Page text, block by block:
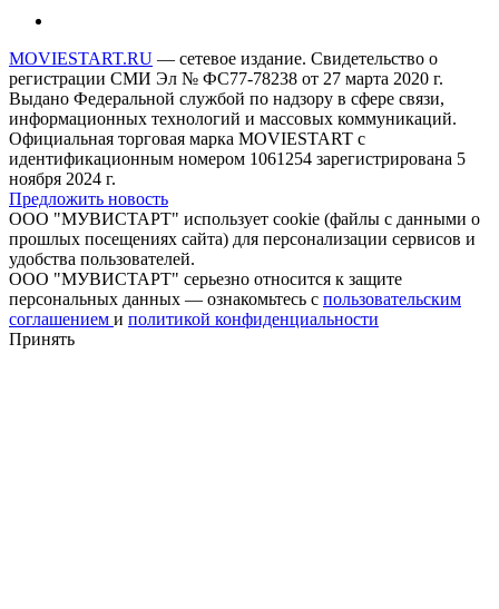
MOVIESTART.RU — сетевое издание. Свидетельство о
регистрации СМИ Эл № ФС77-78238 от 27 марта 2020 г.
Выдано Федеральной службой по надзору в сфере связи,
информационных технологий и массовых коммуникаций.
Официальная торговая марка MOVIESTART с
идентификационным номером 1061254 зарегистрирована 5
ноября 2024 г.
Предложить новость
ООО "МУВИСТАРТ" использует cookie (файлы с данными о
прошлых посещениях сайта) для персонализации сервисов и
удобства пользователей.
ООО "МУВИСТАРТ" серьезно относится к защите
персональных данных — ознакомьтесь с пользовательским
соглашением и политикой конфиденциальности
Принять